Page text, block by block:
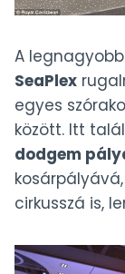
A
SeaPlex
egyes
között. Itt
dodgem
cirkusszá is,